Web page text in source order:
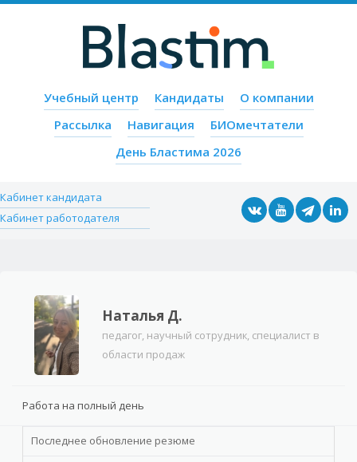
Меню
Пропустить содержимое
Учебный центр Кандидаты
О компании
Рассылка
Навигация
БИОмечтатели
День Бластима 2026
Кабинет кандидата
Кабинет работодателя
Наталья Д.
педагог, научный сотрудник, специалист в
области продаж
Работа на полный день
Последнее обновление резюме